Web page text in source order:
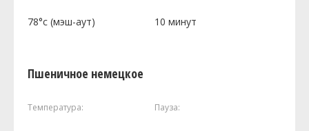
78°c (мэш-аут) 10 минут
Пшеничное немецкое
Температура: Пауза: